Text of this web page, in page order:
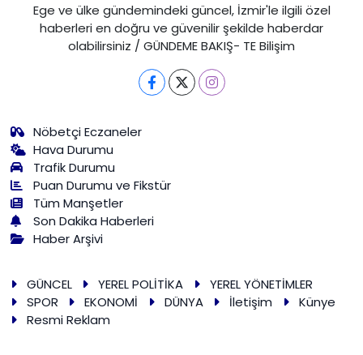
Ege ve ülke gündemindeki güncel, İzmir'le ilgili özel
haberleri en doğru ve güvenilir şekilde haberdar
olabilirsiniz / GÜNDEME BAKIŞ- TE Bilişim
Nöbetçi Eczaneler
Hava Durumu
Trafik Durumu
Puan Durumu ve Fikstür
Tüm Manşetler
Son Dakika Haberleri
Haber Arşivi
GÜNCEL YEREL POLİTİKA
YEREL YÖNETİMLER
SPOR
EKONOMİ DÜNYA İletişim
Künye
Resmi Reklam